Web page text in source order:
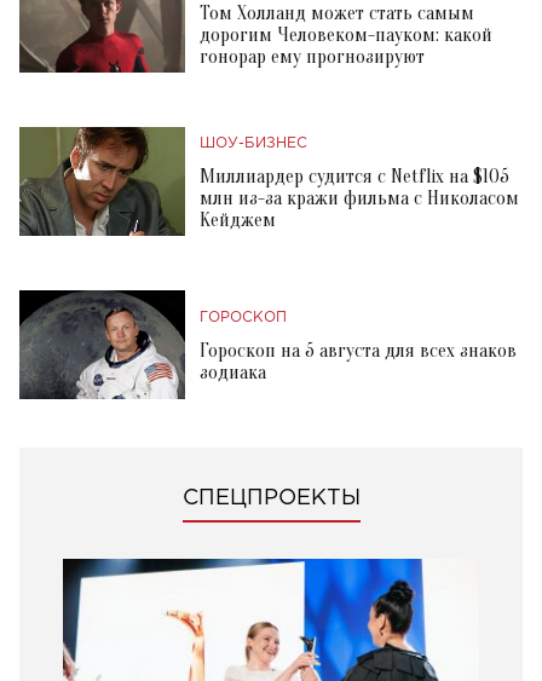
Том Холланд может стать самым
дорогим Человеком-пауком: какой
гонорар ему прогнозируют
ШОУ-БИЗНЕС
Миллиардер судится с Netflix на $105
млн из-за кражи фильма с Николасом
Кейджем
ГОРОСКОП
Гороскоп на 5 августа для всех знаков
зодиака
СПЕЦПРОЕКТЫ